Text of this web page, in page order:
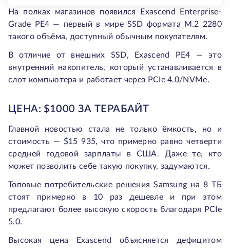
На полках магазинов появился Exascend Enterprise-
Grade PE4 — первый в мире SSD формата M.2 2280
такого объёма, доступный обычным покупателям.
В отличие от внешних SSD, Exascend PE4 — это
внутренний накопитель, который устанавливается в
слот компьютера и работает через PCIe 4.0/NVMe.
ЦЕНА: $1000 ЗА ТЕРАБАЙТ
Главной новостью стала не только ёмкость, но и
стоимость — $15 935, что примерно равно четверти
средней годовой зарплаты в США. Даже те, кто
может позволить себе такую покупку, задумаются.
Топовые потребительские решения Samsung на 8 ТБ
стоят примерно в 10 раз дешевле и при этом
предлагают более высокую скорость благодаря PCIe
5.0.
Высокая цена Exascend объясняется дефицитом